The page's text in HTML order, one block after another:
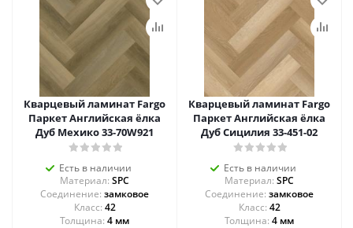
Кварцевый ламинат Fargo
Паркет Английская ёлка
Дуб Мехико 33-70W921
Есть в наличии
Материал: SPC
Соединение: замковое
42
Толщина: 4 мм
Кварцевый ламинат Fargo
Паркет Английская ёлка
Дуб Сицилия 33-451-02
Есть в наличии
Материал: SPC
Соединение: замковое
42
Толщина: 4 мм